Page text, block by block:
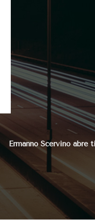
Ermanno Scervino abre